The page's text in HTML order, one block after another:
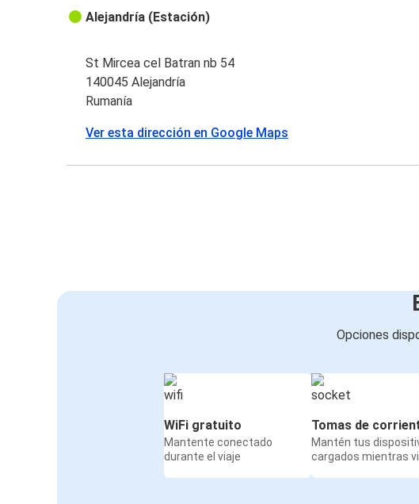
Alejandría (Estación)
St Mircea cel Batran nb 54
140045 Alejandría
Rumanía
Ver esta dirección en Google Maps
Opciones
WiFi gratuito
Mantente conectado
durante el viaje
Tomas de
Mantén tus
cargados mientras